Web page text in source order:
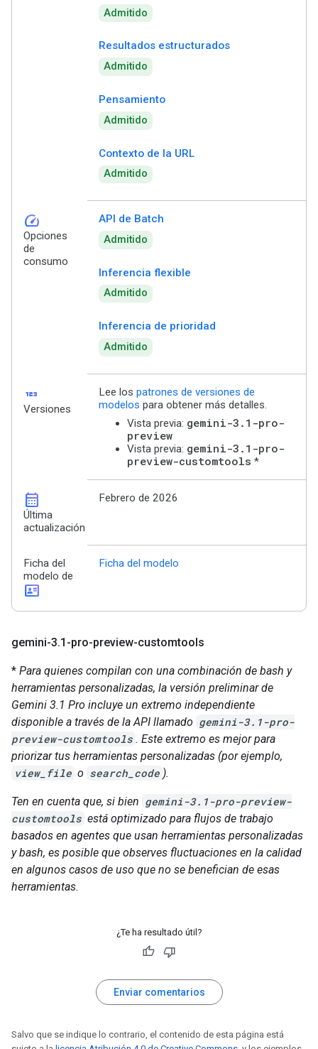
Admitido
Resultados estructurados
Admitido
Pensamiento
Admitido
Contexto de la URL
Admitido
speed
Opciones
de
consumo
API de Batch
Admitido
Inferencia flexible
Admitido
Inferencia de prioridad
Admitido
123
Versiones
Lee los patrones de versiones de
modelos para obtener más detalles.
Vista previa: gemini-3.1-pro-
preview
Vista previa: gemini-3.1-pro-
preview-customtools *
calendar_month
Última
actualización
Febrero de 2026
Ficha del
modelo de
id_card
Ficha del modelo
gemini-3.1-pro-preview-customtools
* Para quienes compilan con una combinación de bash y
herramientas personalizadas, la versión preliminar de
Gemini 3.1 Pro incluye un extremo independiente
disponible a través de la API llamado gemini-3.1-pro-
preview-customtools . Este extremo es mejor para
priorizar tus herramientas personalizadas (por ejemplo,
view_file o search_code ).
Ten en cuenta que, si bien gemini-3.1-pro-preview-
customtools está optimizado para flujos de trabajo
basados en agentes que usan herramientas personalizadas
y bash, es posible que observes fluctuaciones en la calidad
en algunos casos de uso que no se benefician de esas
herramientas.
¿Te ha resultado útil?
Enviar comentarios
Salvo que se indique lo contrario, el contenido de esta página está